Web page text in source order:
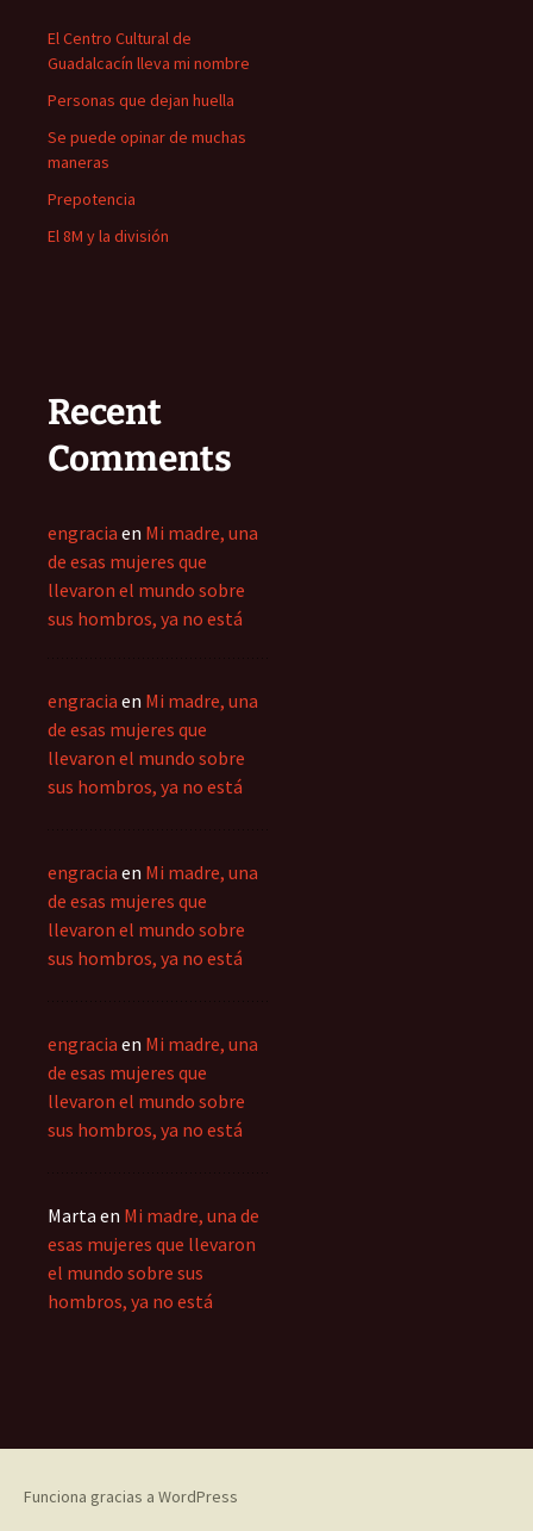
El Centro Cultural de
Guadalcacín lleva mi nombre
Personas que dejan huella
Se puede opinar de muchas
maneras
Prepotencia
El 8M y la división
Recent
Comments
engracia en Mi madre, una
de esas mujeres que
llevaron el mundo sobre
sus hombros, ya no está
engracia en Mi madre, una
de esas mujeres que
llevaron el mundo sobre
sus hombros, ya no está
engracia en Mi madre, una
de esas mujeres que
llevaron el mundo sobre
sus hombros, ya no está
engracia en Mi madre, una
de esas mujeres que
llevaron el mundo sobre
sus hombros, ya no está
Marta en Mi madre, una de
esas mujeres que llevaron
el mundo sobre sus
hombros, ya no está
Funciona gracias a WordPress